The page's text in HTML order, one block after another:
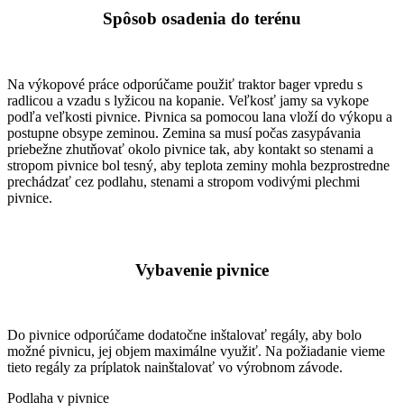
Spôsob osadenia do terénu
Na výkopové práce odporúčame použiť traktor bager vpredu s
radlicou a vzadu s lyžicou na kopanie. Veľkosť jamy sa vykope
podľa veľkosti pivnice. Pivnica sa pomocou lana vloží do výkopu a
postupne obsype zeminou. Zemina sa musí počas zasypávania
priebežne zhutňovať okolo pivnice tak, aby kontakt so stenami a
stropom pivnice bol tesný, aby teplota zeminy mohla bezprostredne
prechádzať cez podlahu, stenami a stropom vodivými plechmi
pivnice.
Vybavenie pivnice
Do pivnice odporúčame dodatočne inštalovať regály, aby bolo
možné pivnicu, jej objem maximálne využiť. Na požiadanie vieme
tieto regály za príplatok nainštalovať vo výrobnom závode.
Podlaha v pivnice